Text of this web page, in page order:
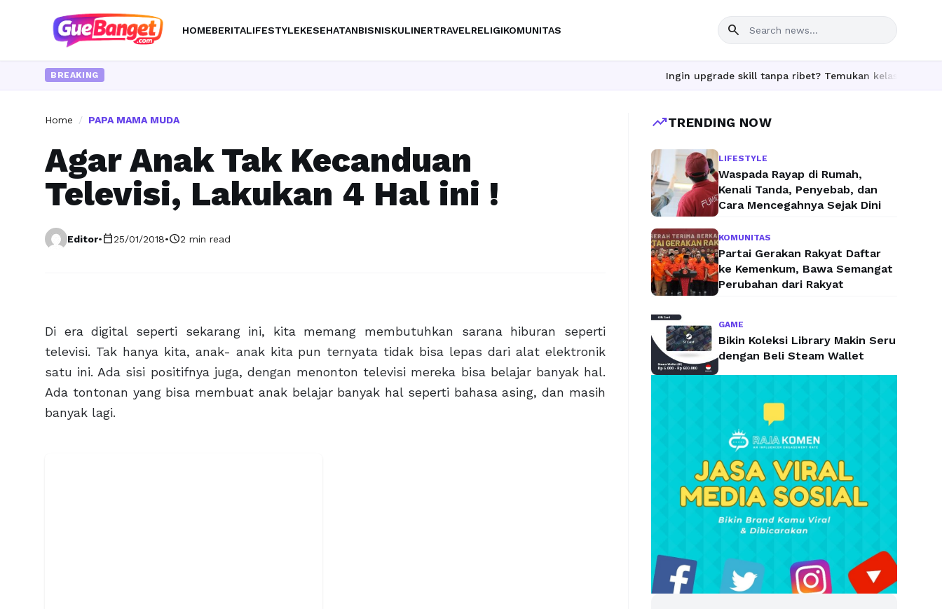
HOMEBERITALIFESTYLEKESEHATANBISNISKULINERTRAVELRELIGIKOMUNITAS search
BREAKING Ingin upgrade skill tanpa ribet? Temukan kelas seru dan
Home / PAPA MAMA MUDA
Agar Anak Tak Kecanduan
Televisi, Lakukan 4 Hal ini !
Editor•calendar_today25/01/2018•schedule2 min read
Di era digital seperti sekarang ini, kita memang membutuhkan sarana hiburan seperti
televisi. Tak hanya kita, anak- anak kita pun ternyata tidak bisa lepas dari alat elektronik
satu ini. Ada sisi positifnya juga, dengan menonton televisi mereka bisa belajar banyak hal.
Ada tontonan yang bisa membuat anak belajar banyak hal seperti bahasa asing, dan masih
banyak lagi.
trending_upTRENDING NOW
LIFESTYLE
Waspada Rayap di Rumah,
Kenali Tanda, Penyebab, dan
Cara Mencegahnya Sejak Dini
KOMUNITAS
Partai Gerakan Rakyat Daftar
ke Kemenkum, Bawa Semangat
Perubahan dari Rakyat
GAME
Bikin Koleksi Library Makin Seru
dengan Beli Steam Wallet